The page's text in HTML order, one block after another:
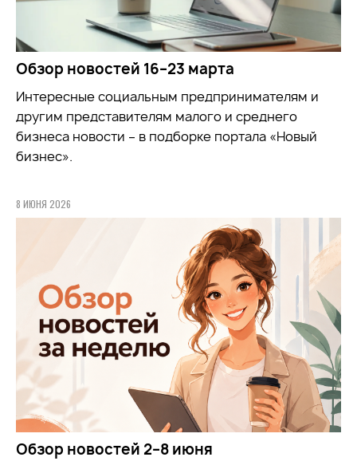
Обзор новостей 16–23 марта
Интересные социальным предпринимателям и
другим представителям малого и среднего
бизнеса новости – в подборке портала «Новый
бизнес».
8 ИЮНЯ 2026
Обзор новостей 2–8 июня